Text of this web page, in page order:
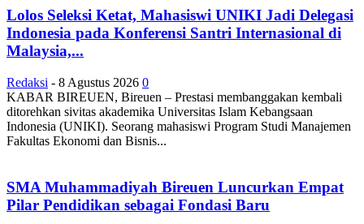
Lolos Seleksi Ketat, Mahasiswi UNIKI Jadi Delegasi
Indonesia pada Konferensi Santri Internasional di
Malaysia,...
Redaksi - 8 Agustus 2026 0
KABAR BIREUEN, Bireuen – Prestasi membanggakan kembali
ditorehkan sivitas akademika Universitas Islam Kebangsaan
Indonesia (UNIKI). Seorang mahasiswi Program Studi Manajemen
Fakultas Ekonomi dan Bisnis...
SMA Muhammadiyah Bireuen Luncurkan Empat
Pilar Pendidikan sebagai Fondasi Baru